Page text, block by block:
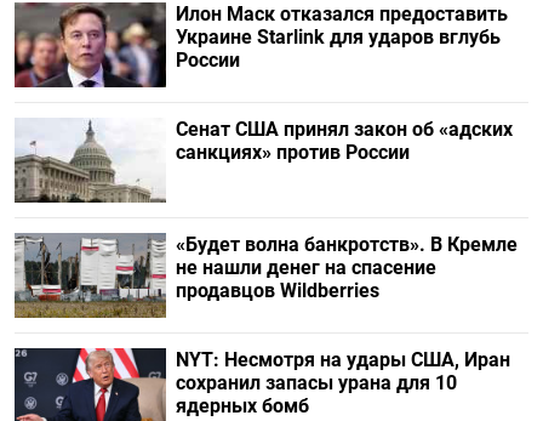
Илон Маск отказался предоставить
Украине Starlink для ударов вглубь
России
Сенат США принял закон об «адских
санкциях» против России
«Будет волна банкротств». В Кремле
не нашли денег на спасение
продавцов Wildberries
NYT: Несмотря на удары США, Иран
сохранил запасы урана для 10
ядерных бомб